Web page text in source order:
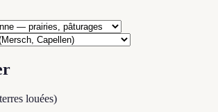
louées)